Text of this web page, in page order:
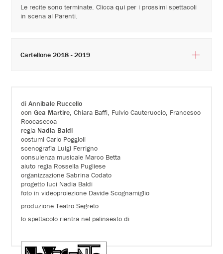
diAnnibale Ruccello
conGea Martire , Chiara Baffi, Fulvio Cauteruccio, Francesco
Roccasecca
regia Nadia Baldi
costumi Carlo Poggioli
scenografia Luigi Ferrigno
consulenza musicale Marco Betta
aiuto regia Rossella Pugliese
organizzazione Sabrina Codato
progetto luci Nadia Baldi
foto in videoproiezione Davide Scognamiglio
produzione Teatro Segreto
lo spettacolo rientra nel palinsesto di
Le recite sono terminate. Cliccaqui per i prossimi spettacoli
in scena al Parenti.
Cartellone 2018 - 2019